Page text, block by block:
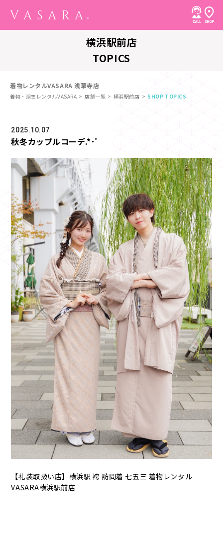
横浜駅前店
TOPICS
着物レンタルVASARA 浅草寺店
着物・浴衣レンタルVASARA 店舗一覧 横浜駅前店 SHOP TOPICS
2025.10.07
秋冬カップルコーデ.*･ﾟ
【礼装取扱い店】横浜駅 袴 訪問着 七五三 着物レンタル
VASARA横浜駅前店